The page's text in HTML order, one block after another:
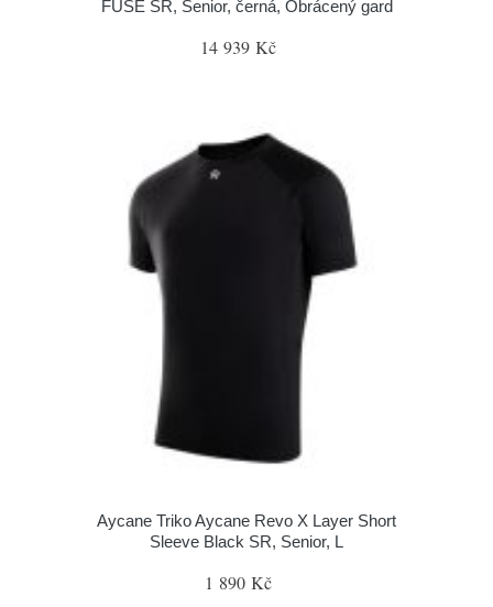
FUSE SR, Senior, černá, Obrácený gard
14 939 Kč
Aycane Triko Aycane Revo X Layer Short
Sleeve Black SR, Senior, L
1 890 Kč